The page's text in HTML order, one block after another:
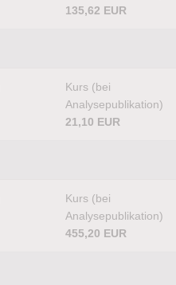
135,62 EUR
Kurs (bei
Analysepublikation)
21,10 EUR
Kurs (bei
Analysepublikation)
455,20 EUR